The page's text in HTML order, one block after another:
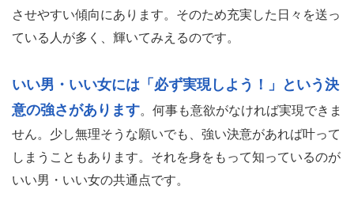
させやすい傾向にあります。そのため充実した日々を送っ
ている人が多く、輝いてみえるのです。
いい男・いい女には「必ず実現しよう！」という決
意の強さがあります。何事も意欲がなければ実現できま
せん。少し無理そうな願いでも、強い決意があれば叶って
しまうこともあります。それを身をもって知っているのが
いい男・いい女の共通点です。